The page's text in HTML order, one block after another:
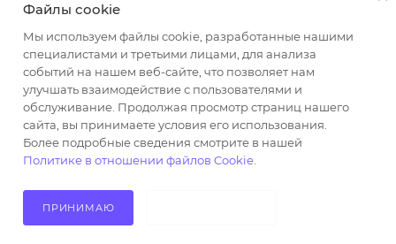
2026 © ООО "Вайт Текстиль групп"
Любая информация на сайте носит справочный
характер и не является публичной офертой
определяемой положениями пункта 2 статьи 437
Гражданского кодекса Российской Федерации.
Использование любых материалов, опубликованных
на https://opt-milena.ru, допустимо только при
наличии письменного разрешения редакции и
активной ссылки на https://opt-milena.ru
Файлы cookie
Мы используем файлы cookie, разработанные нашими
специалистами и третьими лицами, для анализа
событий на нашем веб-сайте, что позволяет нам
улучшать взаимодействие с пользователями и
обслуживание. Продолжая просмотр страниц нашего
сайта, вы принимаете условия его использования.
Более подробные сведения смотрите в нашей
Политике в отношении файлов Cookie
ПРИНИМАЮ